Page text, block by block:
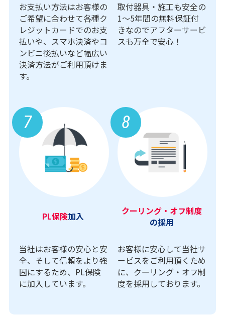
お支払い方法はお客様の
ご希望に合わせて各種ク
レジットカードでのお支
払いや、スマホ決済やコ
ンビニ後払いなど幅広い
決済方法がご利用頂けま
す。
取付器具・施工も安全の
1〜5年間の無料保証付
きなのでアフターサービ
スも万全で安心！
7
PL保険加入
当社はお客様の安心と安
全、そして信頼をより強
固にするため、PL保険
に加入しています。
8
クーリング・オフ制度
の採用
お客様に安心して当社サ
ービスをご利用頂くため
に、クーリング・オフ制
度を採用しております。